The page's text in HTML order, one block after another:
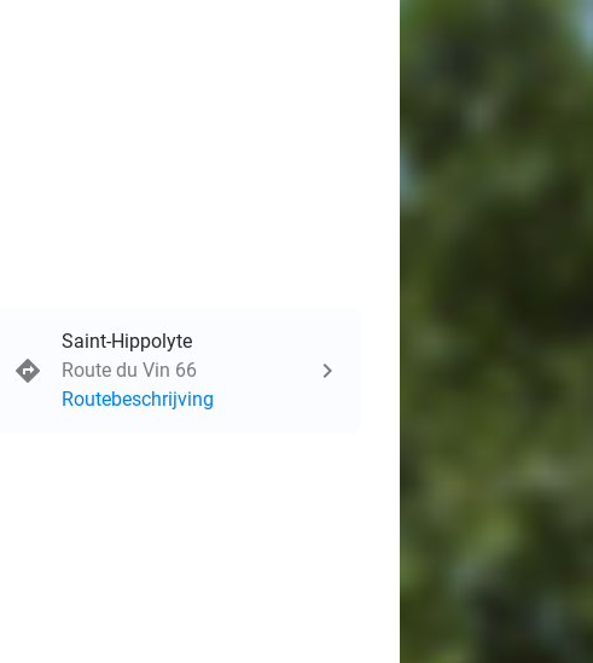
Saint-Hippolyte
Route du Vin 66
Routebeschrijving